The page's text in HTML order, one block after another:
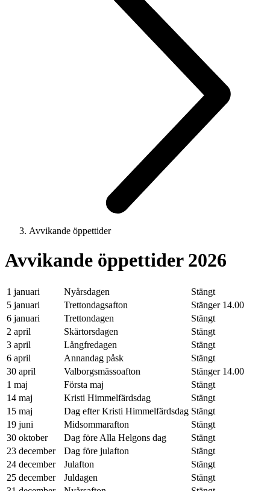
Avvikande öppettider
Avvikande öppettider 2026
1 januari Nyårsdagen
Stängt
5 januari
Trettondagsafton
Stänger 14.00
6 januari
Trettondagen
Stängt
2 april
Skärtorsdagen
Stängt
3 april
Långfredagen
Stängt
6 april
Annandag påsk
Stängt
30 april
Valborgsmässoafton
Stänger 14.00
1 maj
Första maj
Stängt
14 maj
Kristi Himmelfärdsdag
Stängt
15 maj
Dag efter Kristi Himmelfärdsdag Stängt
19 juni
Midsommarafton
Stängt
30 oktober
Dag före Alla Helgons dag
Stängt
23 december
Dag före julafton
Stängt
24 december
Julafton
Stängt
25 december
Juldagen
Stängt